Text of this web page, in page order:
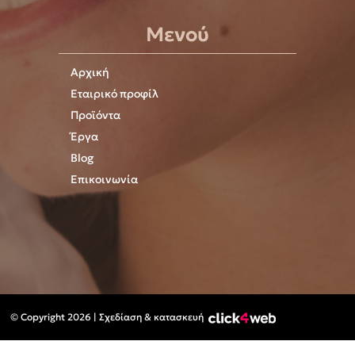
Μενού
Αρχική
Εταιρικό προφίλ
Προϊόντα
Έργα
Blog
Επικοινωνία
© Copyright 2026 | Σχεδίαση & κατασκευή